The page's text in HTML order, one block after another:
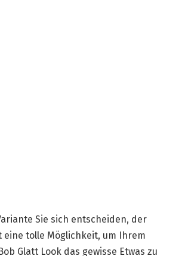
Sie sich entscheiden, der
eine tolle Möglichkeit, um Ihrem
Glatt Look das gewisse Etwas zu